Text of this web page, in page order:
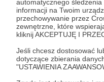
automatycznego
informacji na Twoim
przechowywanie przez
zewnętrzne, które
kliknij AKCEPTUJĘ I
Jeśli chcesz dostosować
dotyczące zbierania
"USTAWIENIA